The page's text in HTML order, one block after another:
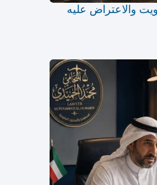
والاعتراض عليه